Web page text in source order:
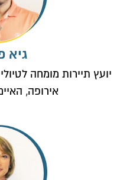
גיא
יועץ תיירות מומחה
אירופה,